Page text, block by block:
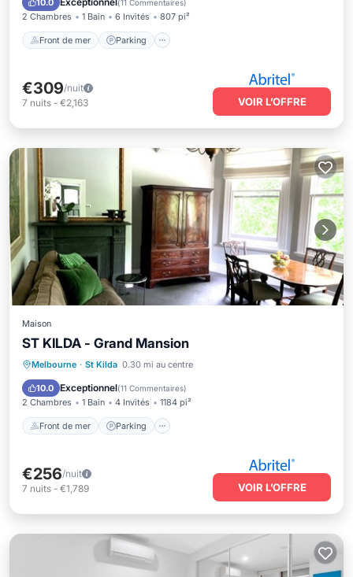
10.0 (11 Commentaires)
2 Chambres 1 Bain 6 Invités 807 pi²
Front de mer Parking
€309/nuit
7 nuits - €2,163 VOIR L’OFFRE
Maison
ST KILDA - Grand Mansion
Melbourne · St Kilda 0.30 mi au centre
10.0 Exceptionnel(11 Commentaires)
2 Chambres 1 Bain 4 Invités 1184 pi²
Front de mer Parking
Front de mer
Parking
Vue sur l’océan
Balcon/Terrasse
€256/nuit
7 nuits - €1,789 VOIR L’OFFRE